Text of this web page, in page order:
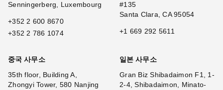
Senningerberg, Luxembourg
+352 2 600 8670
+352 2 786 1074
#135
Santa Clara, CA 95054
+1 669 292 5611
중국 사무소
35th floor, Building A,
Zhongyi Tower, 580 Nanjing
일본 사무소
Gran Biz Shibadaimon F1, 1-
2-4, Shibadaimon, Minato-